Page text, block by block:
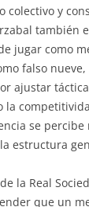
colectivo y
también
jugar como
falso
ajustar
la
se percibe
estructura
la Real
que un